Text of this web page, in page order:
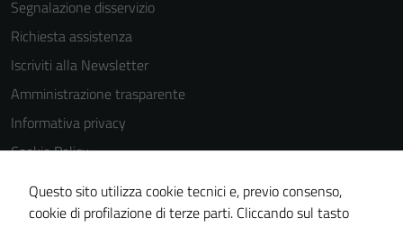
Segnalazione disservizio
Richiesta assistenza
Iscriviti alla Newsletter
Amministrazione trasparente
Informativa privacy
Cookie Policy
Media policy
Note legali
Questo sito utilizza cookie tecnici e, previo consenso,
cookie di profilazione di terze parti. Cliccando sul tasto